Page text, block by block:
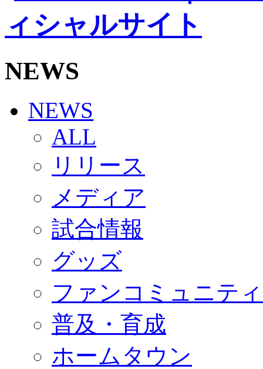
ボランティアチーム「volundeer」
ビクトリーロード
HOMEGAME
観戦ルール＆マナー
Jリーグ運営管理規定
写真・動画使用ガイドライン
SCHEDULE
2026/27
練習見学時のファンサービスについて
TICKET
奈良クラブ明治安田J3リーグ2026/27シーズン試
奈良クラブ明治安田Ｊ3リーグ 2026/27シーズン「
観戦ルール＆マナー
2026/27ファンコミュニティ
サポートショップ
GOODS
オフィシャルストア（実店舗）
オンラインストア
ACADEMY
アカデミーについて
コーチ&スタッフ
ジュニア
ジュニアユース
ユース
練習拠点（ナラディーア）
SCHOOL
CLUB
NEWS
NEWS
ALL
リリース
メディア
試合情報
グッズ
ファンコミュニティ
普及・育成
ホームタウン